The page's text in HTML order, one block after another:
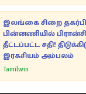
இலங்கை சிறை
பின்னணியில்
தீட்டப்பட்ட சதி!
இரகசியம் அம்பலம்
Tamilwin